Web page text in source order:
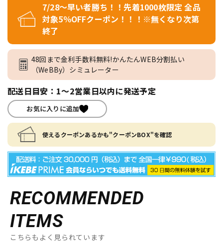
7/28～早い者勝ち！！先着1000枚限定 全品
対象5％OFFクーポン！！！※無くなり次第
終了
48回まで金利手数料無料!かんたんWEB分割払い
（WeBBy）シミュレーター
配送日目安：1～2営業日以内に発送予定
お気に入りに追加
使えるクーポンあるかも"クーポンBOX"を確認
RECOMMENDED
ITEMS
こちらもよく見られています